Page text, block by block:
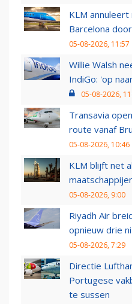
KLM
Barcelona
05-08-2026, 11:57
Willie Walsh
IndiGo: 'op
05-08-2026,
Transavia
route vanaf
05-08-2026, 10:46
KLM blijft net
05-08-2026, 9:00
Riyadh Air
opnieuw drie
05-08-2026, 7:29
Directie
Portugese
te sussen